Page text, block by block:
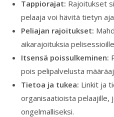
Tappiorajat: Rajoitukset
pelaaja voi hävitä tietyn
Peliajan rajoitukset:
aikarajoituksia
Itsensä poissulkeminen:
pois pelipalvelusta
Tietoa ja tukea: Linkit ja
organisaatioista pelaajille,
ongelmalliseksi.